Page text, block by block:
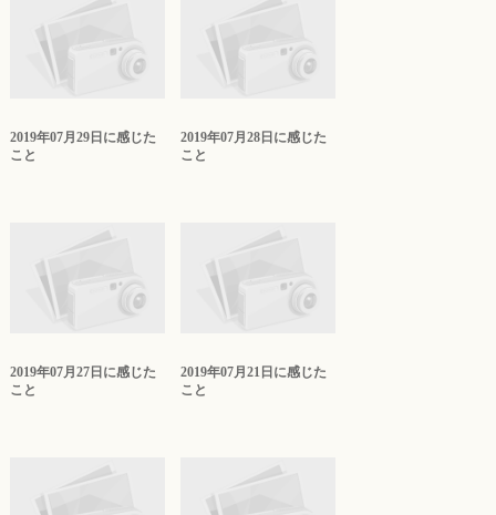
2019年07月29日に感じた
こと
2019年07月28日に感じた
こと
2019年07月27日に感じた
こと
2019年07月21日に感じた
こと